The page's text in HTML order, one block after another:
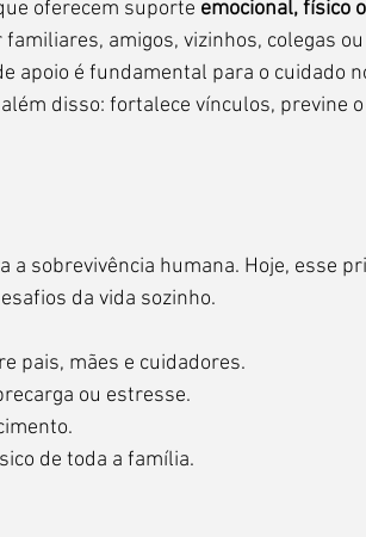
oferecem suporte emocional, físico
amigos, vizinhos, colegas
apoio é fundamental para o cuidado
disso: fortalece vínculos, previne
a sobrevivência humana. Hoje, esse
da vida sozinho.
pais, mães e cuidadores.
ou estresse.
de toda a família.